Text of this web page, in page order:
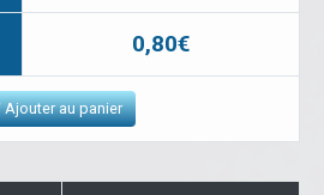
0,80€
Ajouter au panier